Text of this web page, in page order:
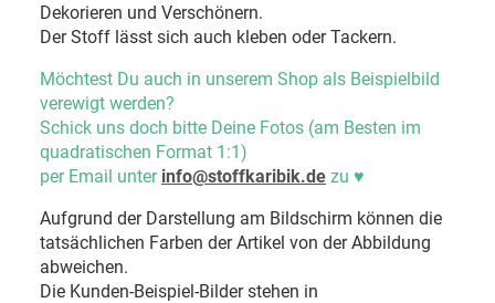
Dekorieren und Verschönern.
Der Stoff lässt sich auch kleben oder Tackern.
Möchtest Du auch in unserem Shop als Beispielbild
verewigt werden?
Schick uns doch bitte Deine Fotos (am Besten im
quadratischen Format 1:1)
per Email unter info@stoffkaribik.de zu ♥
Aufgrund der Darstellung am Bildschirm können die
tatsächlichen Farben der Artikel von der Abbildung
abweichen.
Die Kunden-Beispiel-Bilder stehen in